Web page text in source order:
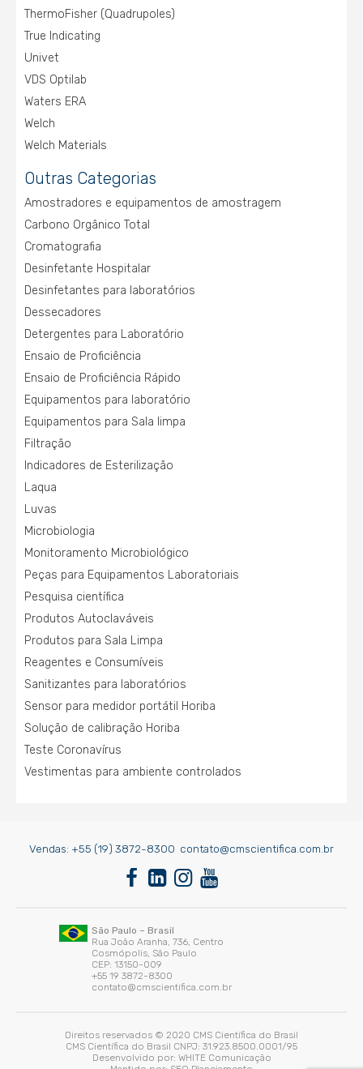
ThermoFisher (Quadrupoles)
True Indicating
Univet
VDS Optilab
Waters ERA
Welch
Welch Materials
Outras Categorias
Amostradores e equipamentos de amostragem
Carbono Orgânico Total
Cromatografia
Desinfetante Hospitalar
Desinfetantes para laboratórios
Dessecadores
Detergentes para Laboratório
Ensaio de Proficiência
Ensaio de Proficiência Rápido
Equipamentos para laboratório
Equipamentos para Sala limpa
Filtração
Indicadores de Esterilização
Laqua
Luvas
Microbiologia
Monitoramento Microbiológico
Peças para Equipamentos Laboratoriais
Pesquisa científica
Produtos Autoclaváveis
Produtos para Sala Limpa
Reagentes e Consumíveis
Sanitizantes para laboratórios
Sensor para medidor portátil Horiba
Solução de calibração Horiba
Teste Coronavírus
Vestimentas para ambiente controlados
Vendas: +55 (19) 3872-8300 contato@cmscientifica.com.br
Direitos reservados © 2020 CMS Científica do Brasil
CMS Científica do Brasil CNPJ: 31.923.8500.0001/95
Desenvolvido por: WHITE Comunicação
São Paulo – Brasil
Rua João Aranha, 736, Centro
Cosmópolis, São Paulo
CEP: 13150-009
+55 19 3872-8300
contato@cmscientifica.com.br